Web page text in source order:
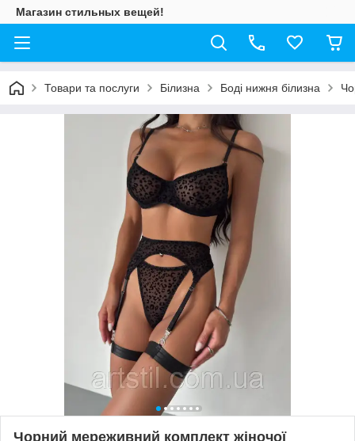
Магазин стильных вещей!
Товари та послуги Білизна Боді нижня білизна
Чорний мереживний комплект жіночої